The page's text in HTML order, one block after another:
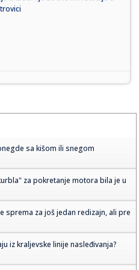
sa kišom ili snegom
za pokretanje motora bila je u
sprema za još jedan redizajn, ali pre
iz kraljevske linije nasleđivanja?